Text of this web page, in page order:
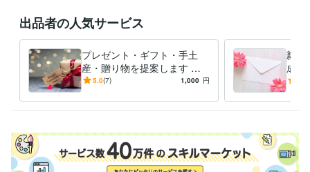
ご予約・お問い合わせ24時間受付中です♪
【今すぐ相談可能】と表示されている時は
購入後すぐにお電話、チャットできます。
離席中でも対応可能な場合もございます。
まずはお気軽にお問い合わせくださいませ♪
ココナラ初出品 ココナラ販売実績100件突破
出品者の人気サービス
プレゼント・ギフト・手土
産・贈り物を提案します セ
ンスの良いプレゼント選び、
5.0(7) 1,000 円
親か
成・
の心
しょ